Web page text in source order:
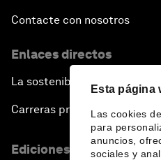
Esta página
Las cookies
para
anuncios,
sociales y
Contacte con nosotros
Enlaces directos
La sostenibilidad en el Foro
Carreras profesionales
Ediciones en otros